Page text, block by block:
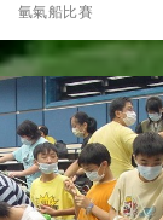
氫氣船比賽